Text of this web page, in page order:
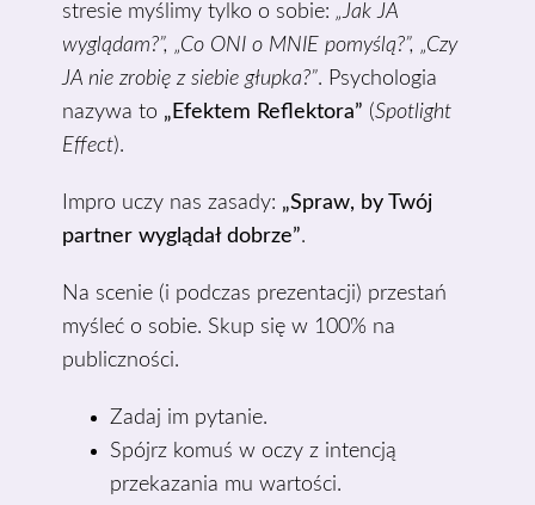
stresie myślimy tylko o sobie: „Jak JA
wyglądam?”, „Co ONI o MNIE pomyślą?”, „Czy
JA nie zrobię z siebie głupka?”. Psychologia
nazywa to „Efektem Reflektora” (Spotlight
Effect).
Impro uczy nas zasady: „Spraw, by Twój
partner wyglądał dobrze”.
Na scenie (i podczas prezentacji) przestań
myśleć o sobie. Skup się w 100% na
publiczności.
Zadaj im pytanie.
Spójrz komuś w oczy z intencją
przekazania mu wartości.